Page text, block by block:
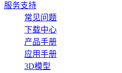
服务支持
常见问题
下载中心
产品手册
应用手册
3D模型